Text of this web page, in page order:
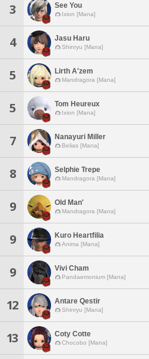
3 See You
Ixion [Mana]
4 Jasu Haru
Shinryu [Mana]
5 Lirth A'zem
Mandragora [Mana]
5 Tom Heureux
Ixion [Mana]
7 Nanayuri Miller
Belias [Mana]
8 Selphie Trepe
Mandragora [Mana]
9 Old Man'
Mandragora [Mana]
9 Kuro Heartfilia
Anima [Mana]
9 Vivi Cham
Pandaemonium [Mana]
12 Antare Qestir
Shinryu [Mana]
13 Coty Cotte
Chocobo [Mana]